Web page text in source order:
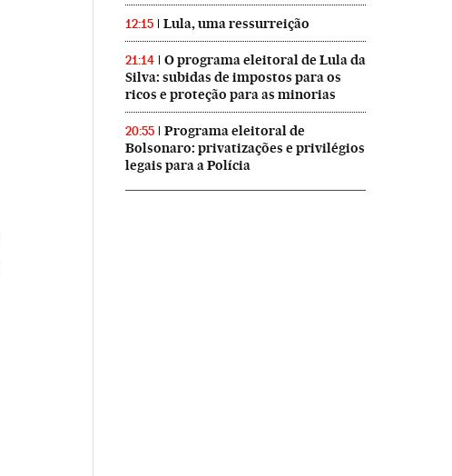
12:15 Lula, uma ressurreição
21:14
O programa eleitoral de Lula da
Silva: subidas de impostos para os
ricos e proteção para as minorias
20:55
Programa eleitoral de
Bolsonaro: privatizações e privilégios
legais para a Polícia